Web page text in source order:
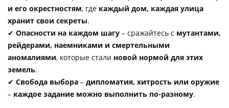
и его окрестностям, где каждый дом, каждая улица
хранит свои секреты.
✔ Опасности на каждом шагу – сражайтесь с мутантами,
рейдерами, наемниками и смертельными
аномалиями, которые стали новой нормой для этих
земель.
✔ Свобода выбора – дипломатия, хитрость или оружие
– каждое задание можно выполнить по-разному.